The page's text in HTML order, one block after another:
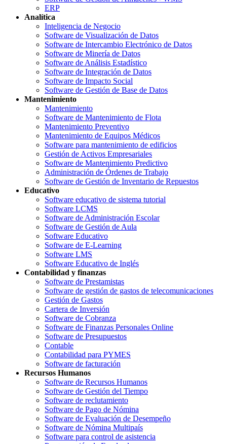
ERP
Analítica
Inteligencia de Negocio
Software de Visualización de Datos
Software de Intercambio Electrónico de Datos
Software de Minería de Datos
Software de Análisis Estadístico
Software de Integración de Datos
Software de Impacto Social
Software de Gestión de Base de Datos
Mantenimiento
Mantenimiento
Software de Mantenimiento de Flota
Mantenimiento Preventivo
Mantenimiento de Equipos Médicos
Software para mantenimiento de edificios
Gestión de Activos Empresariales
Software de Mantenimiento Predictivo
Administración de Órdenes de Trabajo
Software de Gestión de Inventario de Repuestos
Educativo
Software educativo de sistema tutorial
Software LCMS
Software de Administración Escolar
Software de Gestión de Aula
Software Educativo
Software de E-Learning
Software LMS
Software Educativo de Inglés
Contabilidad y finanzas
Software de Prestamistas
Software de gestión de gastos de telecomunicaciones
Gestión de Gastos
Cartera de Inversión
Software de Cobranza
Software de Finanzas Personales Online
Software de Presupuestos
Contable
Contabilidad para PYMES
Software de facturación
Recursos Humanos
Software de Recursos Humanos
Software de Gestión del Tiempo
Software de reclutamiento
Software de Pago de Nómina
Software de Evaluación de Desempeño
Software de Nómina Multipaís
Software para control de asistencia